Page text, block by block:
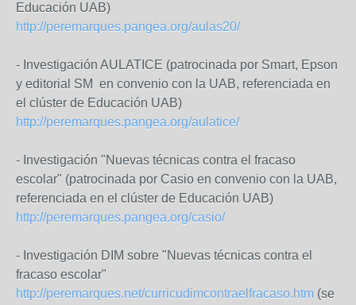
Educación UAB)
http://peremarques.pangea.org/aulas20/
- Investigación AULATICE (patrocinada por Smart, Epson
y editorial SM en convenio con la UAB, referenciada en
el clúster de Educación UAB)
http://peremarques.pangea.org/aulatice/
- Investigación "Nuevas técnicas contra el fracaso
escolar" (patrocinada por Casio en convenio con la UAB,
referenciada en el clúster de Educación UAB)
http://peremarques.pangea.org/casio/
- Investigación DIM sobre "Nuevas técnicas contra el
fracaso escolar"
http://peremarques.net/curricudimcontraelfracaso.htm (se